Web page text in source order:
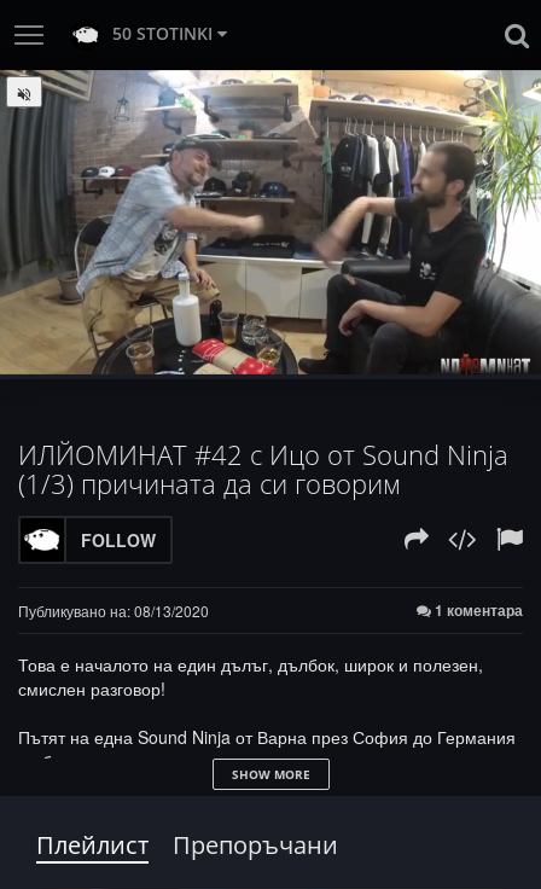
50 STOTINKI
Unmute Loaded
Progress
ИЛЙОМИНАТ #42 с Ицо от Sound Ninja
(1/3) причината да си говорим
FOLLOW
Публикувано на: 08/13/2020 1 коментара
Това е началото на един дълъг, дълбок, широк и полезен,
смислен разговор!
Пътят на една Sound Ninja от Варна през София до Германия
и обратно...
от нотите до DJ-ството...
SHOW MORE
Плейлист Препоръчани